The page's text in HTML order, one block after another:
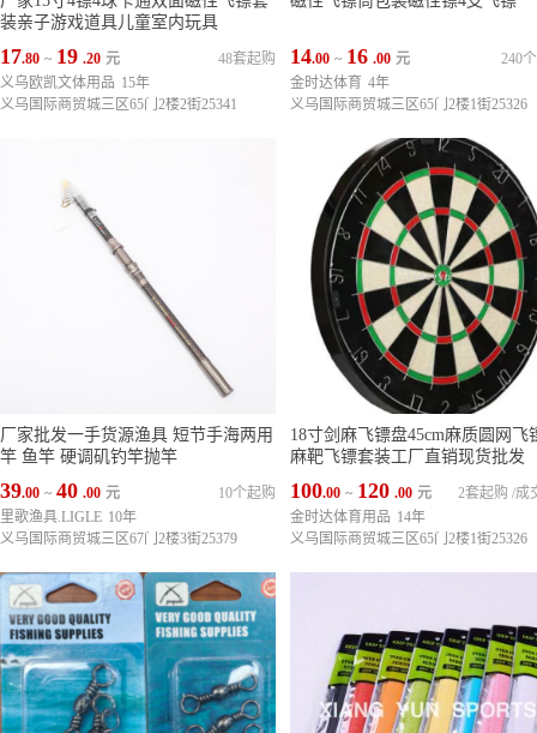
装亲子游戏道具儿童室内玩具
17.80 ~ 19 .20 元
48套起购
义乌欧凯文体用品 15年
义乌国际商贸城三区65门2楼2街25341
14.00 ~ 16 .00 元
240
金时达体育 4年
义乌国际商贸城三区65门2楼1街25326
厂家批发一手货源渔具 短节手海两用
竿 鱼竿 硬调矶钓竿抛竿
39.00 ~ 40 .00 元
10个起购
里歌渔具.LIGLE 10年
义乌国际商贸城三区67门2楼3街25379
18寸剑麻飞镖盘45cm麻质圆网飞
麻靶飞镖套装工厂直销现货批发
100.00 ~ 120 .00 元 成
2套起购 /
金时达体育用品 14年
义乌国际商贸城三区65门2楼1街25326